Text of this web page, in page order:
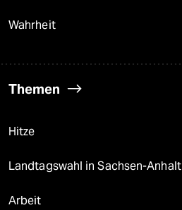
Wahrheit
Themen
Hitze
Landtagswahl in Sachsen-Anhalt
Arbeit